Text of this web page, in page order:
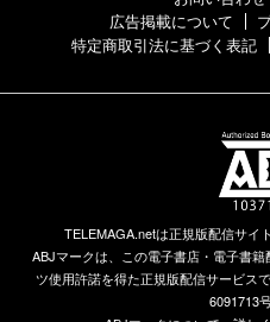
広告掲載について
特定商取引法に基づく表記
TELEMAGA.netは正規版配信サイ
ABJマークは、この電子書店・電子書
ツ使用許諾を得た正規版配信サービス
6091713